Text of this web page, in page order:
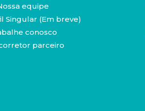
equipe
Singular (Em breve)
conosco
parceiro